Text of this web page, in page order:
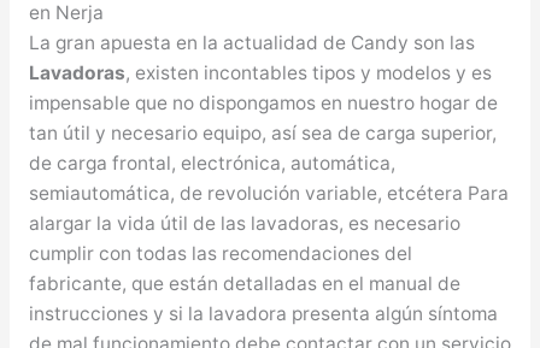
en Nerja
La gran apuesta en la actualidad de Candy son las
Lavadoras, existen incontables tipos y modelos y es
impensable que no dispongamos en nuestro hogar de
tan útil y necesario equipo, así sea de carga superior,
de carga frontal, electrónica, automática,
semiautomática, de revolución variable, etcétera Para
alargar la vida útil de las lavadoras, es necesario
cumplir con todas las recomendaciones del
fabricante, que están detalladas en el manual de
instrucciones y si la lavadora presenta algún síntoma